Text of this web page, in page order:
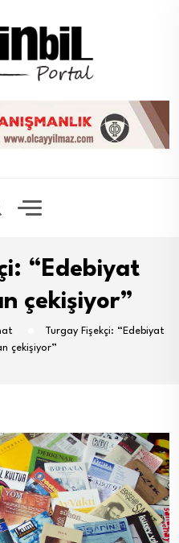
“Edebiyat
çekişiyor”
Turgay Fişekçi: “Edebiyat
çekişiyor”